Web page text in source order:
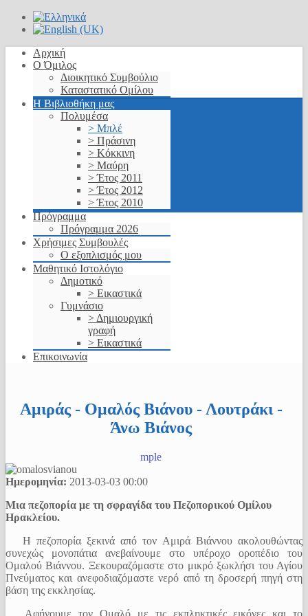
Αρχική
Ο Όμιλος
Διοικητικό Συμβούλιο
Καταστατικό Ομίλου
Η Βιβλιοθήκη μας
Πολυμέσα
> Μπλέ
> Πράσινη
> Κόκκινη
> Μαύρη
> Έτος 2011
> Έτος 2012
> Έτος 2010
Πρόγραμμα
Πρόγραμμα 2026
Χρήσιμες Συμβουλές
Ο εξοπλισμός μου
Μαθητικό Ιστολόγιο
Δημοτικό
> Εικαστικά
Γυμνάσιο
> Δημιουργική
γραφή
> Εικαστικά
Επικοινωνία
Αμιράς - Ομαλός Βιάνου - Λουτράκι -
Άνω Βιάνος
mple
Ημερομηνία: 2013-03-03 00:00
Μια πεζοπορία με τη σφραγίδα του Πεζοπορικού Ομίλου
Ηρακλείου.
Η πεζοπορία ξεκινά από τον Αμιρά Βιάννου ακολουθώντας
συνεχώς μονοπάτια ανεβαίνουμε στο υπέροχο οροπέδιο του
Ομαλού Βιάννου. Ξεκουραζόμαστε στο μικρό ξωκλήσι του Αγίου
Πνεύματος και ανεφοδιαζόμαστε νερό από τη δροσερή πηγή στη
βάση της εκκλησίας.
Αφήνουμε τον Ομαλό με τις εκπληκτικές εικόνες και το